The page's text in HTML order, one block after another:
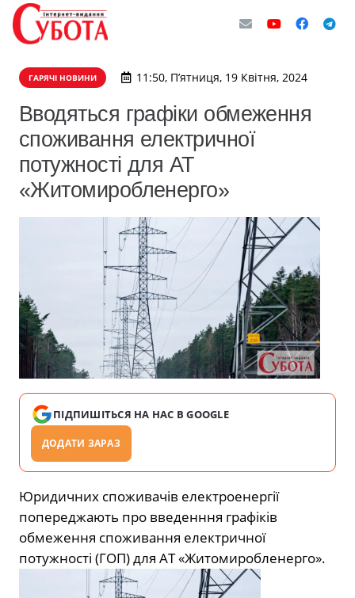
ГАРЯЧІ НОВИНИ 11:50, П’ятниця, 19 Квітня, 2024
Вводяться графіки обмеження
споживання електричної
потужності для АТ
«Житомиробленерго»
ПІДПИШІТЬСЯ НА НАС В GOOGLE
ДОДАТИ ЗАРАЗ
Юридичних споживачів електроенергії
попереджають про введенння графіків
обмеження споживання електричної
потужності (ГОП) для АТ «Житомиробленерго».